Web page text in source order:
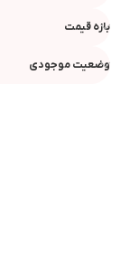
بازه قیمت
وضعیت موجودی